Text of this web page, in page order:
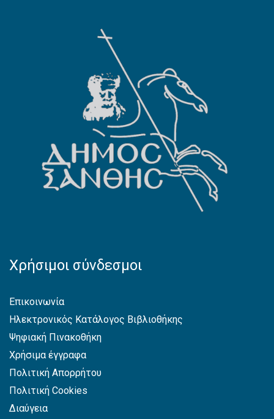
Χρήσιμοι σύνδεσμοι
Επικοινωνία
Ηλεκτρονικός Κατάλογος Βιβλιοθήκης
Ψηφιακή Πινακοθήκη
Χρήσιμα έγγραφα
Πολιτική Απορρήτου
Πολιτική Cookies
Διαύγεια